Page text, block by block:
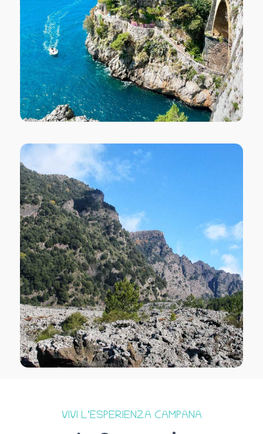
VIVI L’ESPERIENZA CAMPANA